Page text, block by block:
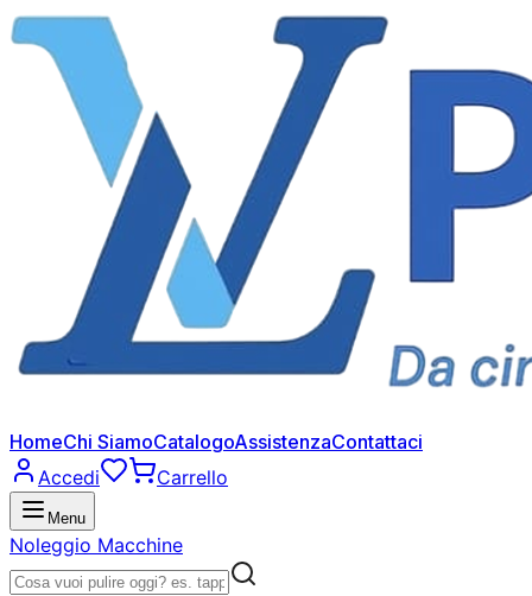
HomeChi SiamoCatalogoAssistenzaContattaci
Accedi
Carrello
Menu
Noleggio Macchine